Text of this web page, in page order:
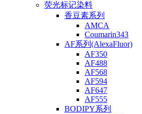
荧光标记染料
香豆素系列
AMCA
Coumarin343
AF系列(AlexaFluor)
AF350
AF488
AF568
AF594
AF647
AF555
BODIPY系列